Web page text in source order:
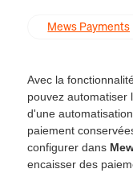
Mews Payments
Avec la
pouvez automatiser
d'une
paiement
configurer dans
encaisser des